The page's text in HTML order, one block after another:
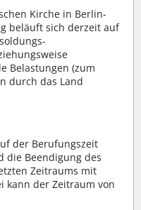
Kirche in Berlin-
beläuft sich derzeit auf
Belastungen (zum
durch das Land
der Berufungszeit
die Beendigung des
Zeitraums mit
kann der Zeitraum von